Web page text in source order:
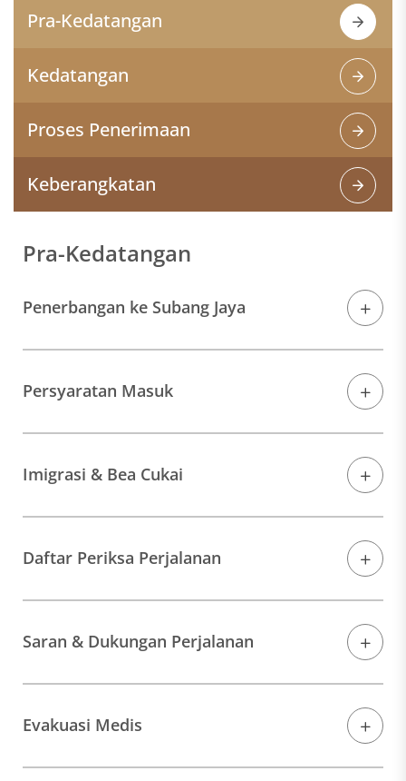
Pra-Kedatangan
Kedatangan
Proses Penerimaan
Keberangkatan
Pra-Kedatangan
Penerbangan ke Subang Jaya
Persyaratan Masuk
Imigrasi & Bea Cukai
Daftar Periksa Perjalanan
Saran & Dukungan Perjalanan
Evakuasi Medis